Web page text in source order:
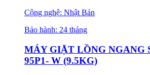
Cộng nghệ: Nhật Bản
Bảo hành: 24 tháng
MÁY GIẶT LỒNG NGANG
95P1- W (9.5KG)